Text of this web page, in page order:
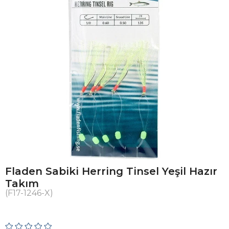
Fladen Sabiki Herring Tinsel Yeşil Hazır
Takım
(F17-1246-X)